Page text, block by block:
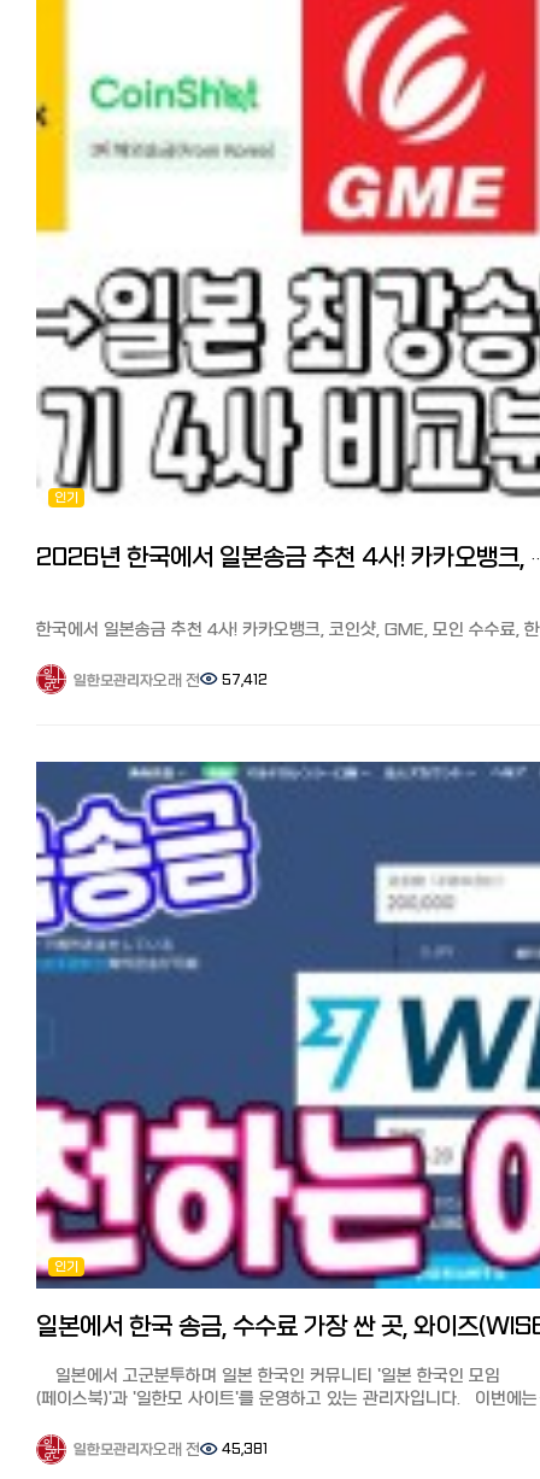
https://www.sbjbank.co.jp/individual/exchange/
◆하나송금:
하나 송금을 이용한다는 분들이 많아서 직접 알아봤습니다. 매장은
카야바초에 있으나 인터넷으로 송금을 처리할 수 있습니다.
회원가입(https://www.oneremit.co.jp/web/main.view) -> 카드수
> 받는 사람도 회원가입(https://www.oneremit.co.kr) -> 송금신청서
작성 -> 송금업체로 입금하여 송금 처리.
분 신분증 사진을 받아 직접 처리할 수 있습니다. 한-일, 일-한 각각의
사이트에서 송금이 가능하고 회원카드를 받으면(가입하면 집으로 배송)
초회 수수료 무료와 송금한도 확대 혜택을 받을 수 있습니다.
수수료는 5만엔 미만 500엔, 5만엔 이상 100만엔까지 1000엔입니다.
장단점과 포인트 ●장점: 매장 방문없이 처리가 가능. 초회 회원카드를
발급받으면 송금 무료, 카톡추가하여 한국어로 편한 상담이 가능
●단점: 5만엔 이상부터 천엔으로 수수료가 비싼편. 보내는 사람과 수령
회원가입 절차가 필요 https://www.oneremit.co.jp/web/
◆바로송금:
초회 재류카드, 마이넘버카드를 가지고 매장 방문하여 회원등록(초회
수수료 무료)이 필요합니다. 100만원이상 송금시 한국신분증(사진가
수수료는 10만엔 이하 500엔, 10만엔 초과 30만엔 이하 1000엔, 30만
초과 50만엔 이하 1500엔입니다.
장단점과 포인트 ●장점: 수수료가 가장 싸다,(10만엔 이하 500엔) 초
수수료 무료 특전이 있다. 카톡 추가하여 상담이 편하다.
저는 트랜스퍼와이즈, SBJ 다이렉트, 월드패밀리 송금, 코인샷 재팬을
이용해 봤는데요, 이 중에서 고르시면 될 것 같습니다.
1회째는 초회 가장 수취 금액이 큰 와이즈, 2회째는 가장 빠르고
편리한 코인샷 재팬을 사용하는 것이 좋다는 결론에 이르렀습니다. 초
쿠폰을 사용하시면 와이즈가 가장 저렴하게 보낼 수 있는
송금서비스입니다. 모든 송금업체가 수수료 이외에 각사가 설정한 환
제각각 다르고 송금액에 따라서도 수수료가 달라지므로 무료, 우대 쿠폰
소진한 3회 이상부터는 직접 금액을 시뮬레이션해 보시고 보다 유리한
어느 송금 서비스도 부양자 공제용 서류받기가 가능합니다. 최신 정보에
의하면 부양자 송금으로 감면 받은 이력이 영주권 심사에 마이너스가
된다고 하니 이 점도 참고하시기 바랍니다.
한가지 더 말씀드리자면, 일본엔을 어디에서 환전하는 것이 가장
유리하냐는 질문도 많이 올라오는데, 혹시 한국에 가실 예정이 있으시다
현금을 가지고 가서 현지 은행에서 환율우대나, 명동 등의 사설 환전소
환전하는 것이 송금수수료도 안 들고 가장 유리한 방법입니다.
열심히 번 엔을 한국에 보내서 자금으로 쓰거나 부모님께 보내드린다면
없이 기뻐하실 것입니다.
이번 기사를 참고로 똑똑한 송금해보세요^^
[추천 기사] 한국에서 일본송금 추천 4사! 카카오뱅크, 코인샷, GME, 모
수수료, 한도, 특징 비교. 해외 송금 시 필요한 것
(格安SIM) 4사 비교분석, 개통 절차, 주의점과 사용 후기
포인트 등 목돈 만드는 법과 선배들의 꿀팁 https://korean.co.jp/
일본에서 전기, 가스 요금 아끼기! 알려주고 싶지 않은 팁, 캐쉬백,
재일한국인이 추천하는 일본 신용카드 7선! 연회비 무료, 심사 잘 나고
혜택이 높은 카드는? https://korean.co.jp/life2/130 [일본 인터넷
재외동포 재산반출 신고 비거주자 중, 재외동포(영주권자 외국국적을
취득한 시민권자)가 10만불 초과 송금시에는 '재외동포 재산반출 신고'를
하며 '대외지급수단 매매 신고'와 '재외동포 재산반출'은 신고기관과 조
절차가 상이합니다. 제출서류와 절차는 아래를 참고하세요 ↓↓↓
비거주자의 해외 부동산 취득을 위한 자금 송금 대외지급수단매매 vs
재외동포재산반출 영주권 유무와 거액 송금 배우자 비자로 영주권자
해외이주신고 하시고 재외동포 재산반출로 한번에 빼실 수 있습니다.
해외이주신고 하시면 한국의 국민연금 자격과 건강보험 자격이 상실,
지방자치선거 투표권 상실 등의 부작용도 있으니 신중한 판단이
필요합니다. 영주권이 없으면 한국은행에서 비거주자의 대외지급수단
이라는 신고 하시고 송금 가능합니다. ↓↓↓ 해외동포 국내재산 반출
영주권, 시민권자가 아닐 경우 '대외지급수단매매'에 해당되어 한국은행
통해서 송금해야 하며, 영주권, 시민권자의 경우 시중 외국환은행을 통해
송금하는데 일한모에는 카카오뱅크로 2억 송금을 했다는 분도 있었습
직접 현금을 들고 오는 방법 그리고 금융기관을 통하지 않고 원을
몇천만원씩 가지고 들어와서 환전 후, 집을 샀다는 분도 있었습니다.
공항에서 거액을 현금으로 가지고 올 때, 세관 신고가 필요합니다. 일억
몇 천만원(일본엔으로 천만엔)까지 현금으로 몇 번씩 들고 왔다는 분도
계셨는데 가방에 거액을 신고없이 가지고 오다가 수하물 엑스레이 검사
걸려서 외화 밀반출로 처벌(벌금)을 받을 수 있습니다. 신고로 세금이나
수수료가 떼이는 것이 아니라 국가에서 반출되는 외화 규모를 파악하기
위한 것이니 신고하시는 게 좋습니다. 한국에서도 도박자금, 자금세탁
있습니다. 또한, 직접 들고 들어간 외화가 1000달러를 넘을 경우 은행
되셨나요? 연간 송금한도가 크게 올라가면서 한국에 있는 자금이나 재
필요할 때, 안전하게 가져오셔서 풍요로운 일본생활 되시기 바랍니다^^
【참고기사】 일본에서 한국 송금 추천 6사 비교분석! 가장 저렴하고 편
뱅크, 코인샷, GME, 모인 수수료, 한도, 특징 비교. 해외 송금 시 필요한
https://korean.co.jp/life2/300 한국에서 일본으로 잦은 송금을 하
납세 등, 불이익이 있을까요? https://korean.co.jp/life2/302
세금을 내야 한다던지... 답변: 내가 내통장에 송금 하는데 세금을 내야
단순히 100만엔 이상이면 그냥 확인차 연락 올수도 있겠지만 딱히 세금
낼 이유는 없어요...
이미 우린 소득세 등등 소득에 대한 세금을 다 내고 있고 외환 송금은
수수료로 다 정당하게 대가 지불하고 있습니다. 송금하는 행위 자체에
세금에 부과될 일은 없습니다.
신고만 한다면 내가 내 돈 1억불을 들고 출국해도 문제가 없는데요 뭐...
다만 송금이 증여 목적으로 보여진다거나 단기간에 보내는 금액이 너무
크다면 자금 출처와 목적을 확인하는 연락이 올 수 있고 그 때 소명을 못
계좌로 보내는 건 당연히 문제 없지만, 만약 한국에서 수입이 없는데도
거액을 지속적으로 송금하면 자금 출처를 밝혀야 하겠지요.
하지만 건당 5천불이하 / 연간 1만불이하는 애초에 국세청 통보 대상이
아니니 크게 걱정하지 않아도 되고, 통보가 되더라도 이게 결국 사람이
처리하는 일이라, 유학 생활 경비나 수업료 납부 등 목적이 분명하고 금
상식적인 범위 내라면 아무런 문제가 되지 않습니다.
금액과 목적에 따라 불이익이 올 수도 안 올 수도 있다 이렇게 정리할 수
있겠네요. 요즘 가상화폐 환차익을 노리고 많이들 그리하는듯합니다만, 1회
1만불이상이면 국세청자동신고이고 년간5만불까지만 송금가능입니다.
이것은 해외송금기준이고 송금이 아니라 들고가는것은 별도의 문제입니
있는데, 횟수나 금액에 상관없이 과세는 하지 않습니다. 다만, 장기 체
비자 소지자(유학이나 취업비자)나 재외동포(영주권이나 시민권자)가 10
아니니 신고 잊지 마시기 바랍니다^^ 【참고기사】 일본에서 한국 송
추천 6사 비교분석! 가장 저렴하고 편하게 송금하는 방법과 꿀팁. 수수료
할인 쿠폰 https://korean.co.jp/life2/308 한국에서 일본송금 추천
인기
2026년 한국에서 일본송금 추천 4사!
한국에서 일본송금 추천 4사! 카카오뱅크, 코인샷, GME, 모인 수수료,
한국인 모임 (페이스북)'과 '일한모 사이트'를 운영하고 있는 관리자입니
수수료가 저렴하고 편리한지 일한모에 올라온 여러분의 소중한 정보를
봤습니다. 정보에 의하면 한국의 해외송금 전체의 40%가 유학자금,
가 한국에 거주하는 외국인 노동자의 자국 송금, 나머지가 해외직구
등이라고 합니다. 한국에서 일본 송금업체로 많이 알려진 카카오 뱅크
코인샷, 모인, 그리고 최근에 일한모에서 소개된
GME(글로벌머니익스프레스)를 직접 써보고 특징과 수수료와 한도, 착
등을 비교해봤습니다. 【카카오 뱅크】 한국에서 일본송금 추천
4사! '카카오 뱅크' 특징 많은 분들이 추천을 하고 있습니다. 메신저
서비스인 카카오가 몇년전 기존 은행의 번거롭고 비싼 수수료 체계를 없
카카오 뱅크 서비스를 개시하여 큰 히트를 쳤었죠. 해외 송금도 간편하고
저렴하다고 알려져 있습니다. 압도적인 송금 수수료를 강점으로 내세
있는 카카오 뱅크는 세계 총 22개국에 국내 최저 수준의 수수료로 송금
가능하다고 선전하고 있기도 합니다. 수수료와 한도 수수료는 5000달
이하는 5천원, 5000달러를 초과하면 1만원입니다. 다만, 무슨
이유에서인지 일본은 금액에 상관없이 8천원의 수수료와 중개, 수취
수수료가 발생한다고 합니다. 그래도 시중 은행보다는 훨씬 저렴하며
금액에 상관없이 수수료가 8천원으로 정액이기 때문에 GME, 모인 등,
송금서비스와 손품을 파셔서 실제로 일본에 송금되는 금액이 얼마인지
비교해보시는 게 좋을 것 같습니다. 카카오 뱅크의 경우, 해외에서 계좌
개설이 불가하기 때문에(본인 명의 핸드폰 인증 필요) 한국 현지에 있거
한국에서 계좌 개설하지 않으면 일본에서는 사용이 불가능합니다. 한
건당 만달러, 연간 10만달러까지입니다.(증빙서류 미제출) 유학생이나
해외체재자의 송금에 대해서는 연간한도가 없습니다. 해외송금은 신청
변경이나 취소가 불가능합니다.
카카오뱅크 송금 공식 홈페이지 https://www.kakaobank.com/
【코인샷】 코인샷은 일본 유학생, 워홀러, 장기 일본 거주자 그리고 일본에
있으며, 일본 외에도 전세계 224개국으로 송금이 가능하여 현재 35만
이상의 가입자와 약 3조 원의 누적 송금을 기록하는 등 다국적 유저에게
폭넓게 이용되고 있습니다. 국내 소액해외송금업•전자금융업 라이선
오픈뱅킹 사업자 인증을 받고, 일본 재무국에서도 정식 인증을 받은
일한모관리자오래 전 57,412
인기
(페이스북)'과 '일한모 사이트'를 운영하고 있는 관리자입니다. 이번에는
일본에서 한국으로 첫 송금 시 WISE(와이즈)를 추천하는 이유에 대해서
소개해드리겠습니다. 일본에서 한국으로의 송금, 가장 잘 아는 사람은
일한모관리자오래 전 45,381